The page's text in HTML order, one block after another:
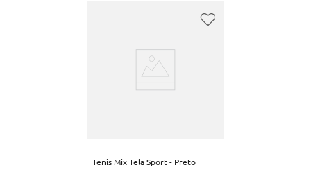
Tenis Mix Tela Sport - Preto